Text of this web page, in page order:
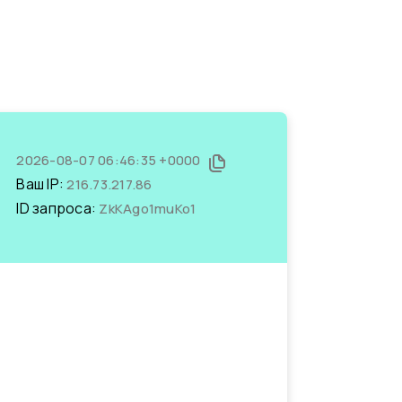
2026-08-07 06:46:35 +0000
Ваш IP:216.73.217.86
ID запроса: ZkKAgo1muKo1